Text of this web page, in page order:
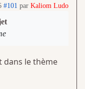
#101 par Kaliom Ludo
dans le thème